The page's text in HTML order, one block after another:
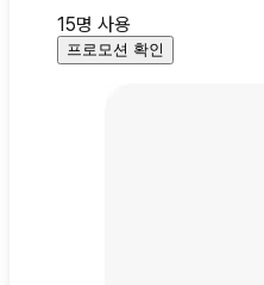
15명 사용
프로모션 확인